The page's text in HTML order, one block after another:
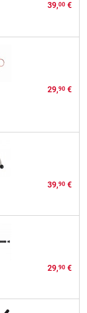
39,00€
29,90€
39,90€
29,90€